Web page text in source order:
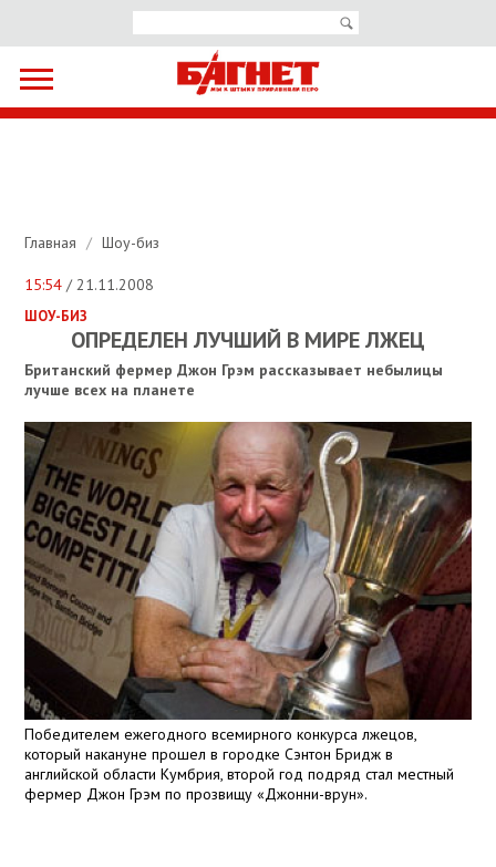
Главная / Шоу-биз
15:54 / 21.11.2008
ШОУ-БИЗ
ОПРЕДЕЛЕН ЛУЧШИЙ В МИРЕ ЛЖЕЦ
Британский фермер Джон Грэм рассказывает небылицы
лучше всех на планете
Победителем ежегодного всемирного конкурса лжецов,
который накануне прошел в городке Сэнтон Бридж в
английской области Кумбрия, второй год подряд стал местный
фермер Джон Грэм по прозвищу «Джонни-врун».